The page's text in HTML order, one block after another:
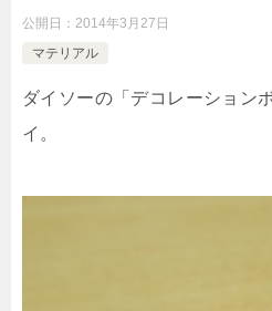
公開日： 2014年3月27日
マテリアル
ダイソーの「デコレーション
イ。